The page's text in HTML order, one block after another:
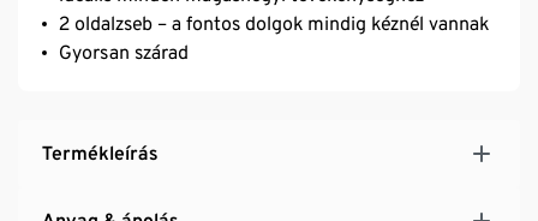
2 oldalzseb – a fontos dolgok mindig kéznél vannak
Gyorsan szárad
Termékleírás